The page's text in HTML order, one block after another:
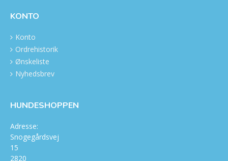
KONTO
Konto
Ordrehistorik
Ønskeliste
Nyhedsbrev
HUNDESHOPPEN
Adresse:
Snogegårdsvej
15
2820